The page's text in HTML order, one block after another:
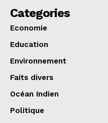
Categories
Economie
Education
Environnement
Faits divers
Océan Indien
Politique